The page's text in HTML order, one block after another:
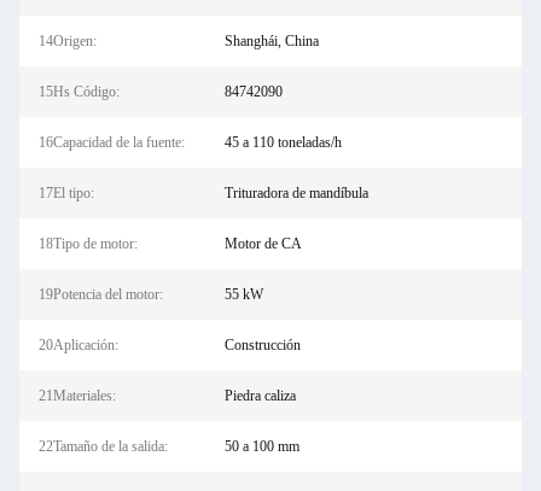
14Origen: Shanghái, China
15Hs Código: 84742090
16Capacidad de la fuente: 45 a 110 toneladas/h
17El tipo: Trituradora de mandíbula
18Tipo de motor: Motor de CA
19Potencia del motor: 55 kW
20Aplicación: Construcción
21Materiales: Piedra caliza
22Tamaño de la salida: 50 a 100 mm